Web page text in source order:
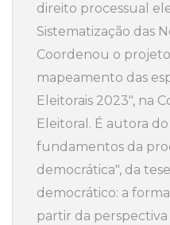
direito processual
Sistematização das
Coordenou o
mapeamento das
Eleitorais 2023", na
Eleitoral. É autora
fundamentos da
democrática", da
democrático: a
partir da perspectiva